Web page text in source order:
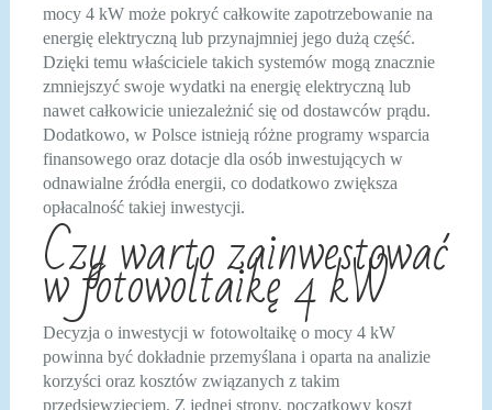
mocy 4 kW może pokryć całkowite zapotrzebowanie na
energię elektryczną lub przynajmniej jego dużą część.
Dzięki temu właściciele takich systemów mogą znacznie
zmniejszyć swoje wydatki na energię elektryczną lub
nawet całkowicie uniezależnić się od dostawców prądu.
Dodatkowo, w Polsce istnieją różne programy wsparcia
finansowego oraz dotacje dla osób inwestujących w
odnawialne źródła energii, co dodatkowo zwiększa
opłacalność takiej inwestycji.
Czy warto zainwestować
w fotowoltaikę 4 kW
Decyzja o inwestycji w fotowoltaikę o mocy 4 kW
powinna być dokładnie przemyślana i oparta na analizie
korzyści oraz kosztów związanych z takim
przedsięwzięciem. Z jednej strony, początkowy koszt